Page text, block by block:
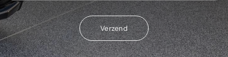
Verzend
Verzend